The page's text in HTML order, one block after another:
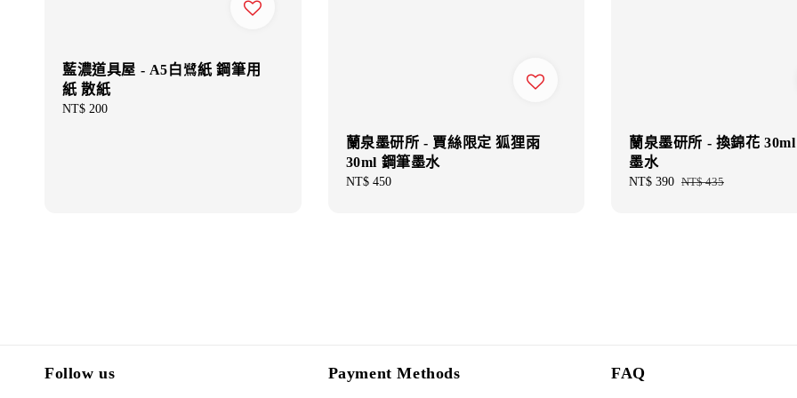
藍濃道具屋 - A5白鷺紙 鋼筆用
紙 散紙
Regular
NT$ 200
蘭泉墨研所 - 賈絲限定 狐狸雨
30ml 鋼筆墨水
Regular
NT$ 450
蘭泉墨研所 - 換錦花
墨水
Sale
NT$ 390 Regular
NT$ 435
Follow us Payment Methods FAQ